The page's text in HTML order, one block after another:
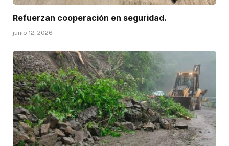
Refuerzan cooperación en seguridad.
junio 12, 2026